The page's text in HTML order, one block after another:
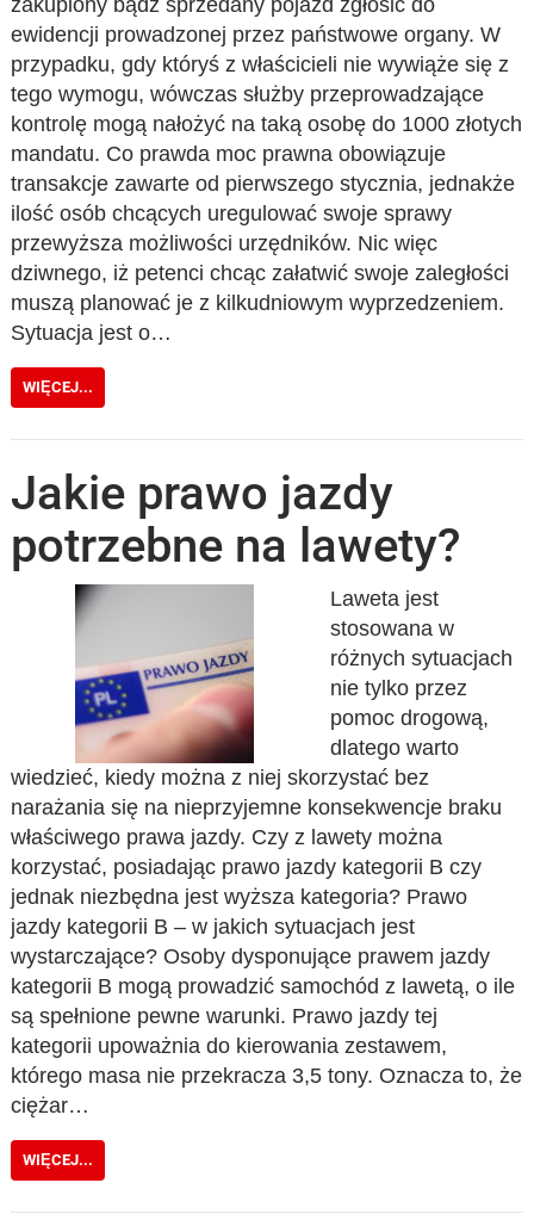
zakupiony bądź sprzedany pojazd zgłosić do
ewidencji prowadzonej przez państwowe organy. W
przypadku, gdy któryś z właścicieli nie wywiąże się z
tego wymogu, wówczas służby przeprowadzające
kontrolę mogą nałożyć na taką osobę do 1000 złotych
mandatu. Co prawda moc prawna obowiązuje
transakcje zawarte od pierwszego stycznia, jednakże
ilość osób chcących uregulować swoje sprawy
przewyższa możliwości urzędników. Nic więc
dziwnego, iż petenci chcąc załatwić swoje zaległości
muszą planować je z kilkudniowym wyprzedzeniem.
Sytuacja jest o…
WIĘCEJ...
Jakie prawo jazdy
potrzebne na lawety?
Laweta jest
stosowana w
różnych sytuacjach
nie tylko przez
pomoc drogową,
dlatego warto
wiedzieć, kiedy można z niej skorzystać bez
narażania się na nieprzyjemne konsekwencje braku
właściwego prawa jazdy. Czy z lawety można
korzystać, posiadając prawo jazdy kategorii B czy
jednak niezbędna jest wyższa kategoria? Prawo
jazdy kategorii B – w jakich sytuacjach jest
wystarczające? Osoby dysponujące prawem jazdy
kategorii B mogą prowadzić samochód z lawetą, o ile
są spełnione pewne warunki. Prawo jazdy tej
kategorii upoważnia do kierowania zestawem,
którego masa nie przekracza 3,5 tony. Oznacza to, że
ciężar…
WIĘCEJ...